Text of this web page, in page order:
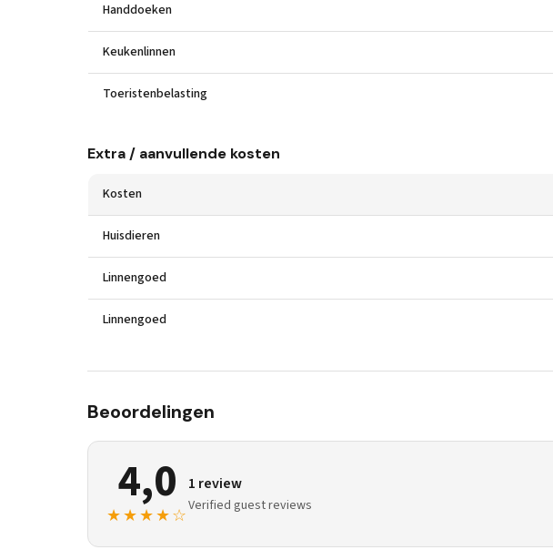
Handdoeken
Keukenlinnen
Toeristenbelasting
Extra / aanvullende kosten
Kosten
Huisdieren
Linnengoed
Linnengoed
Beoordelingen
4,0
★★★★☆
1 review
Verified guest reviews